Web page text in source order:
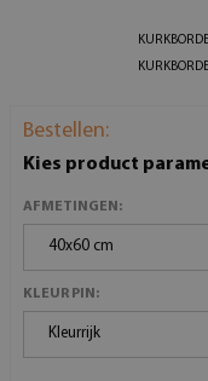
Bestellen:
Kies product
AFMETINGEN:
40x60 cm
KLEUR PIN:
Kleurrijk